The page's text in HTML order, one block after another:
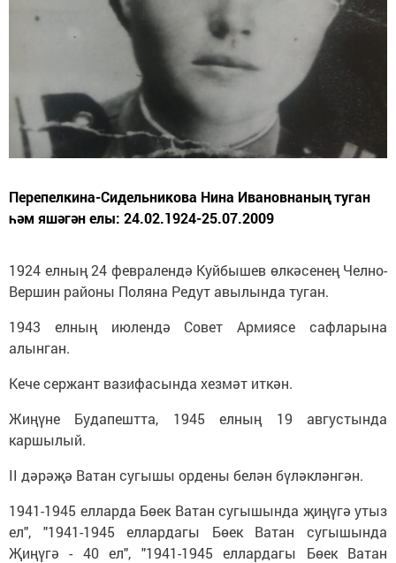
Перепелкина-Сидельникова Нина Ивановнаның туган
һәм яшәгән елы: 24.02.1924-25.07.2009
1924 елның 24 февралендә Куйбышев өлкәсенең Челно-
Вершин районы Поляна Редут авылында туган.
1943 елның июлендә Совет Армиясе сафларына
алынган.
Кече сержант вазифасында хезмәт иткән.
Жиңүне Будапештта, 1945 елның 19 августында
каршылый.
II дәрәҗә Ватан сугышы ордены белән бүләкләнгән.
1941-1945 елларда Бөек Ватан сугышында җиңүгә утыз
ел", "1941-1945 еллардагы Бөек Ватан сугышында
Җиңүгә - 40 ел", "1941-1945 еллардагы Бөек Ватан